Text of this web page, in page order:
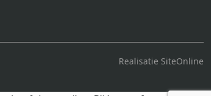
Realisatie SiteOnline